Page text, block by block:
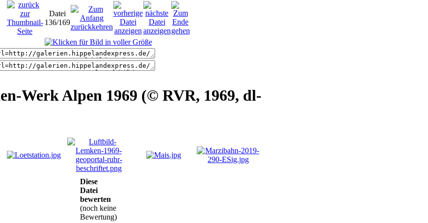
Datei
136/169
Werk Alpen 1969 (© RVR, 1969, dl-
Diese
Datei
bewerten
(noch keine
Bewertung)